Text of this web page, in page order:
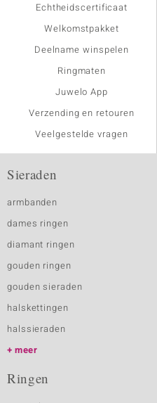
Echtheidscertificaat
Welkomstpakket
Deelname winspelen
Ringmaten
Juwelo App
Verzending en retouren
Veelgestelde vragen
Sieraden
armbanden
dames ringen
diamant ringen
gouden ringen
gouden sieraden
halskettingen
halssieraden
meer
Ringen